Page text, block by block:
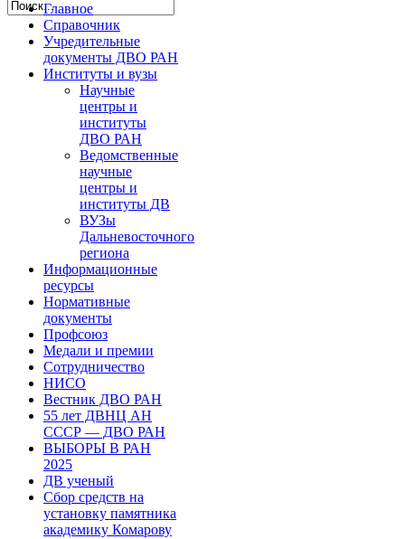
Главное
Справочник
Учредительные
документы ДВО РАН
Институты и вузы
Научные
центры и
институты
ДВО РАН
Ведомственные
научные
центры и
институты ДВ
ВУЗы
Дальневосточного
региона
Информационные
ресурсы
Нормативные
документы
Профсоюз
Медали и премии
Сотрудничество
НИСО
Вестник ДВО РАН
55 лет ДВНЦ АН
СССР — ДВО РАН
ВЫБОРЫ В РАН
2025
ДВ ученый
Сбор средств на
установку памятника
академику Комарову